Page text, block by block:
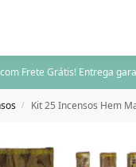
Frete Grátis! Entrega
/ Kit 25 Incensos Hem Maça E Canela –